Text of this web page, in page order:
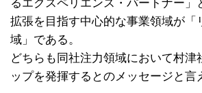
拡張を目指す中心的な事業領域が「
域」である。
どちらも同社注力領域において村津
ップを発揮するとのメッセージと言